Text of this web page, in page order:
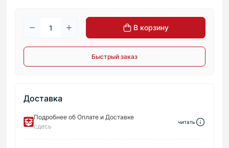
В корзину
Быстрый заказ
Доставка
Подробнее об Оплате и Доставке
сдесь
читать